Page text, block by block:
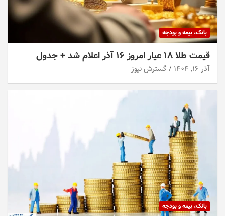
بانک، بیمه و بودجه
قیمت طلا ۱۸ عیار امروز ۱۶ آذر اعلام شد + جدول
آذر ۱۶, ۱۴۰۴ گسترش نیوز
بانک، بیمه و بودجه